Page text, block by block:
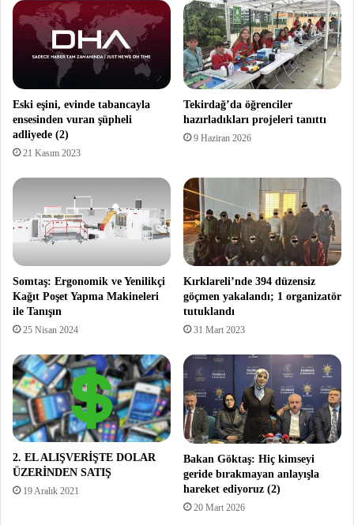
Eski eşini, evinde tabancayla
ensesinden vuran şüpheli
adliyede (2)
21 Kasım 2023
Tekirdağ’da öğrenciler
hazırladıkları projeleri tanıttı
9 Haziran 2026
Somtaş: Ergonomik ve Yenilikçi
Kağıt Poşet Yapma Makineleri
ile Tanışın
25 Nisan 2024
Kırklareli’nde 394 düzensiz
göçmen yakalandı; 1 organizatör
tutuklandı
31 Mart 2023
2. EL ALIŞVERİŞTE DOLAR
ÜZERİNDEN SATIŞ
19 Aralık 2021
Bakan Göktaş: Hiç kimseyi
geride bırakmayan anlayışla
hareket ediyoruz (2)
20 Mart 2026